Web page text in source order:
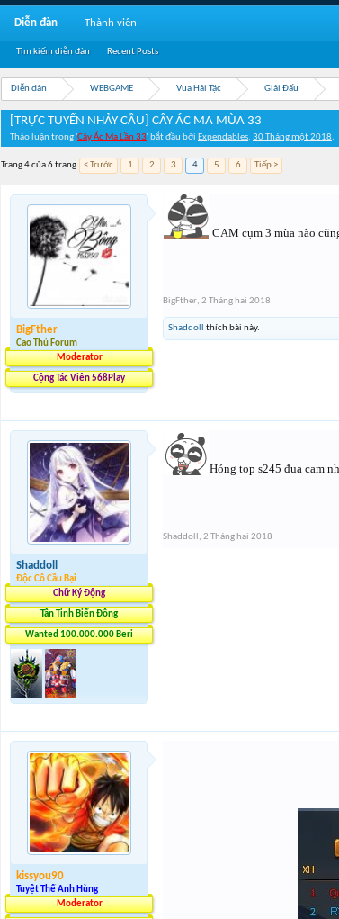
Diễn đàn WEBGAME Vua Hải Tặc Giải Đấu
[TRỰC TUYẾN NHẢY CẦU] CÂY ÁC MA MÙA 33
Thảo luận trong 'Cây Ác Ma Lần 33' bắt đầu bởi Expendables, 30 Tháng một 2018.
Trang 4 của 6 trang < Trước 1 2 3 4 5 6 Tiếp >
BigFther
Cao Thủ Forum
Moderator
Cộng Tác Viên 568Play
CAM cụm 3 mùa nào
BigFther, 2 Tháng hai 2018
Shaddoll thích bài này.
Shaddoll
Độc Cô Cầu Bại
Chữ Ký Động
Tân Tinh Biển Đông
Wanted 100.000.000 Beri
Hóng top s245 đua cam
Shaddoll , 2 Tháng hai 2018
kissyou90
Tuyệt Thế Anh Hùng
Moderator
Diễn đàn
Tìm kiếm diễn đàn Recent Posts
Thành viên